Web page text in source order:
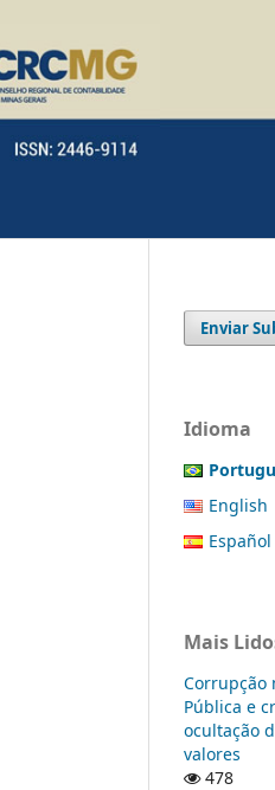
Enviar
Idioma
English
Mais
Corrupção
Pública e
ocultação
valores
478